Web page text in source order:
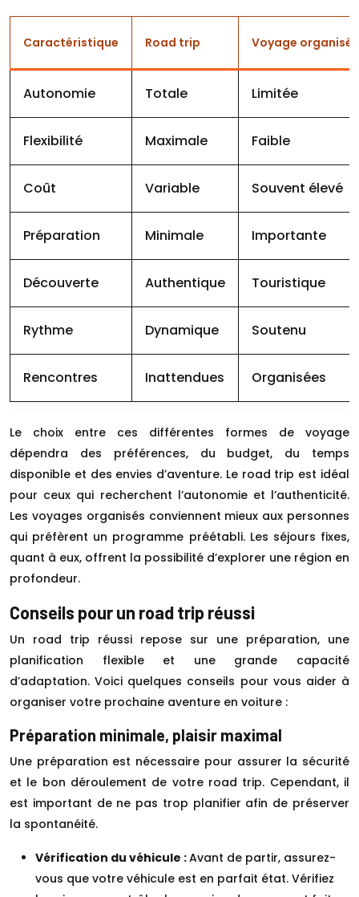
Caractéristique Road trip Voyage organisé
Autonomie Totale Limitée
Flexibilité Maximale Faible
Coût Variable Souvent élevé
Préparation Minimale Importante
Découverte Authentique Touristique
Rythme Dynamique Soutenu
Rencontres Inattendues Organisées
Le choix entre ces différentes formes de voyage
dépendra des préférences, du budget, du temps
disponible et des envies d’aventure. Le road trip est idéal
pour ceux qui recherchent l’autonomie et l’authenticité.
Les voyages organisés conviennent mieux aux personnes
qui préfèrent un programme préétabli. Les séjours fixes,
quant à eux, offrent la possibilité d’explorer une région en
profondeur.
Conseils pour un road trip réussi
Un road trip réussi repose sur une préparation, une
planification flexible et une grande capacité
d’adaptation. Voici quelques conseils pour vous aider à
organiser votre prochaine aventure en voiture :
Préparation minimale, plaisir maximal
Une préparation est nécessaire pour assurer la sécurité
et le bon déroulement de votre road trip. Cependant, il
est important de ne pas trop planifier afin de préserver
la spontanéité.
Vérification du véhicule :Avant de partir, assurez-
vous que votre véhicule est en parfait état. Vérifiez